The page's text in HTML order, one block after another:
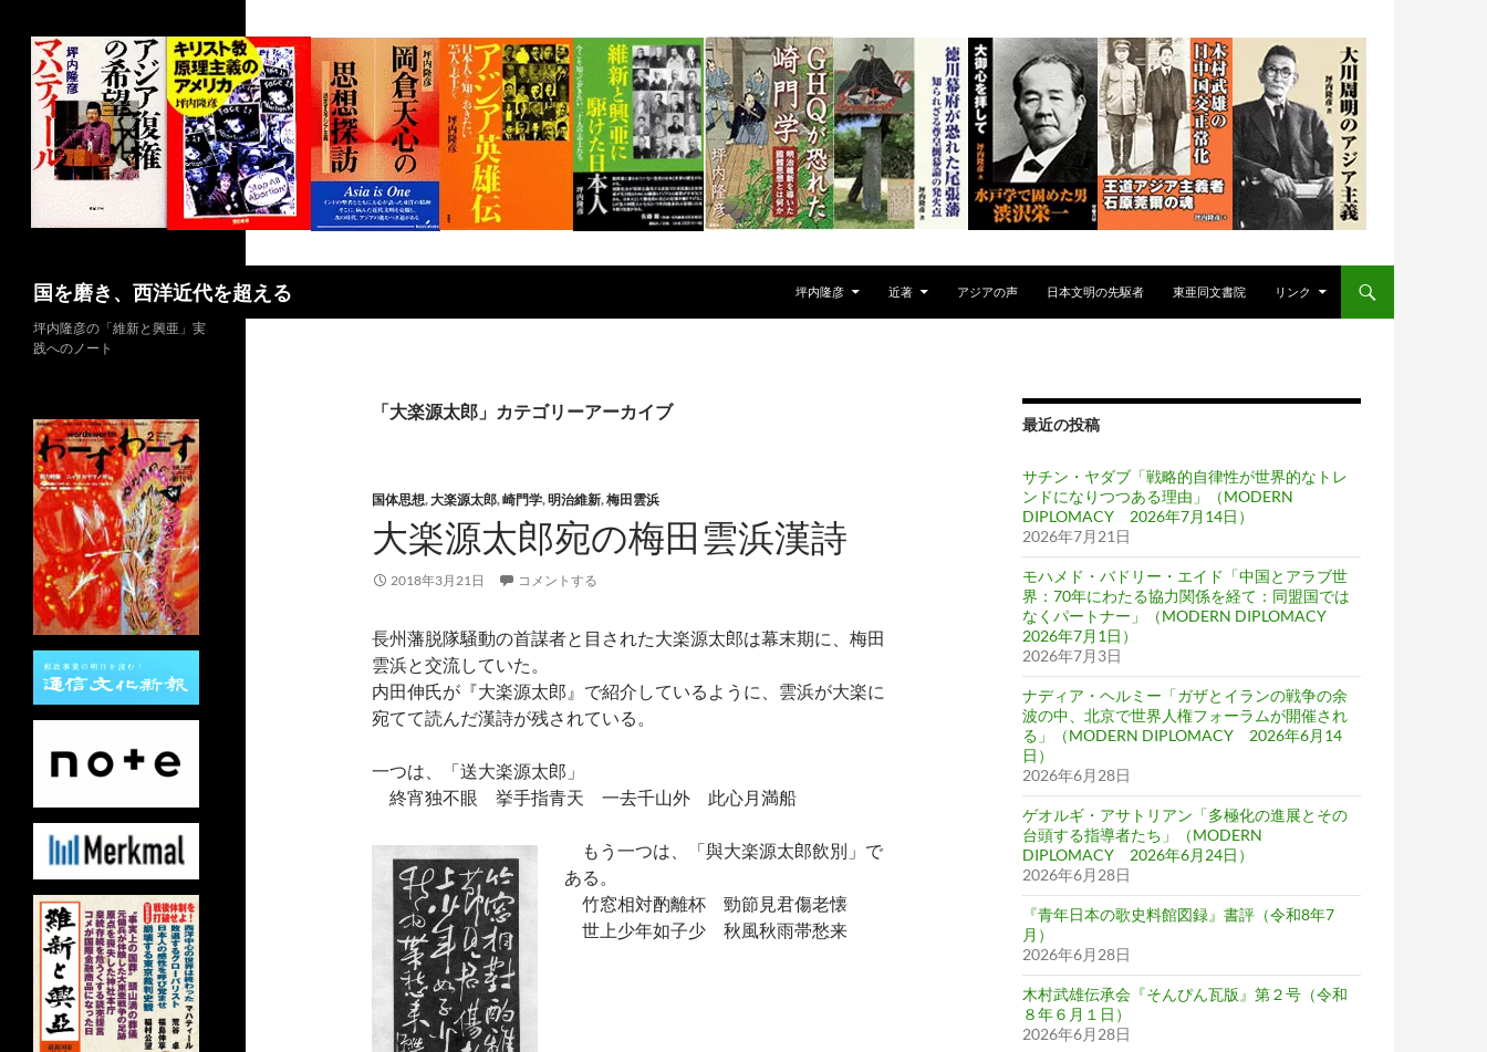
国を磨き、西洋近代を超える 坪内隆彦 近著 アジアの声 日本文明の先駆者 東亜同文書院 リンク
「大楽源太郎」カテゴリーアーカイブ
国体思想,大楽源太郎,崎門学,明治維新,梅田雲浜
大楽源太郎宛の梅田雲浜漢詩
2018年3月21日 コメントする
長州藩脱隊騒動の首謀者と目された大楽源太郎は幕末期に、梅田
雲浜と交流していた。
内田伸氏が『大楽源太郎』で紹介しているように、雲浜が大楽に
宛てて読んだ漢詩が残されている。
一つは、「送大楽源太郎」
終宵独不眼 挙手指青天 一去千山外 此心月満船
もう一つは、「與大楽源太郎飲別」で
ある。
竹窓相対酌離杯 勁節見君傷老懐
世上少年如子少 秋風秋雨帯愁来
最近の投稿
サチン・ヤダブ「戦略的自律性が世界的なトレ
ンドになりつつある理由」（MODERN
DIPLOMACY 2026年7月14日）
2026年7月21日
モハメド・バドリー・エイド「中国とアラブ世
界：70年にわたる協力関係を経て：同盟国では
なくパートナー」（MODERN DIPLOMACY
2026年7月1日）
2026年7月3日
ナディア・ヘルミー「ガザとイランの戦争の余
波の中、北京で世界人権フォーラムが開催され
る」（MODERN DIPLOMACY 2026年6月14
日）
2026年6月28日
ゲオルギ・アサトリアン「多極化の進展とその
台頭する指導者たち」（MODERN
DIPLOMACY 2026年6月24日）
2026年6月28日
『青年日本の歌史料館図録』書評（令和8年7
月）
2026年6月28日
木村武雄伝承会『そんぴん瓦版』第２号（令和
８年６月１日）
2026年6月28日
坪内隆彦の「維新と興亜」実
践へのノート